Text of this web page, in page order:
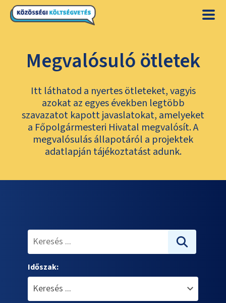
Megvalósuló ötletek
Itt láthatod a nyertes ötleteket, vagyis
azokat az egyes években legtöbb
szavazatot kapott javaslatokat, amelyeket
a Főpolgármesteri Hivatal megvalósít. A
megvalósulás állapotáról a projektek
adatlapján tájékoztatást adunk.
Időszak: